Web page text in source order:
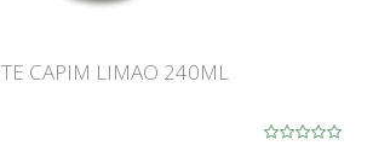
CAPIM LIMAO 240ML